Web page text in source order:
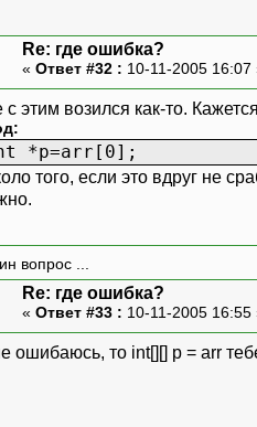
Re: где ошибка?
« Ответ #32 : 10-11-2005
этим возился как-то.
*p=arr[0];
того, если это вдруг не
вопрос ...
Re: где ошибка?
« Ответ #33 : 10-11-2005
ошибаюсь, то int[][] p = arr